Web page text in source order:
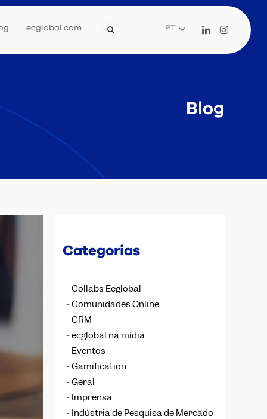
ecglobal.com PT
Blog
Categorias
Collabs Ecglobal
Comunidades Online
CRM
ecglobal na mídia
Eventos
Gamification
Geral
Imprensa
Indústria de Pesquisa de Mercado